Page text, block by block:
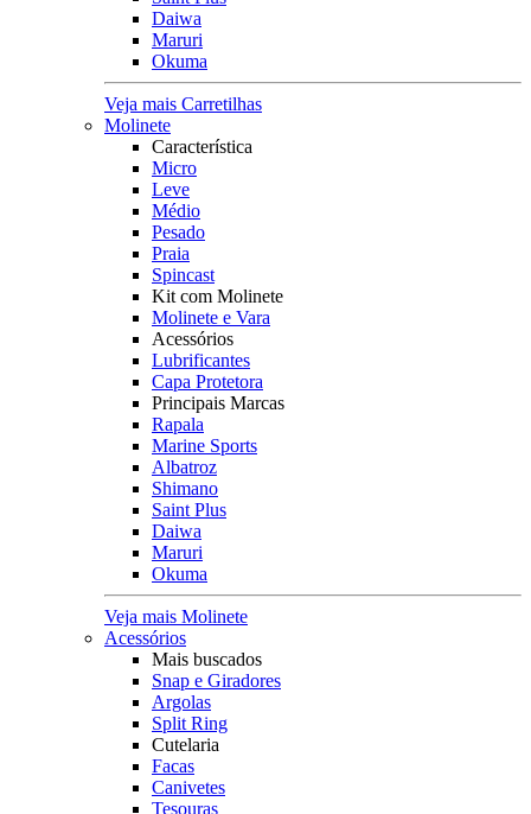
Daiwa
Maruri
Okuma
Veja mais Carretilhas
Molinete
Característica
Micro
Leve
Médio
Pesado
Praia
Spincast
Kit com Molinete
Molinete e Vara
Acessórios
Lubrificantes
Capa Protetora
Principais Marcas
Rapala
Marine Sports
Albatroz
Shimano
Saint Plus
Daiwa
Maruri
Okuma
Veja mais Molinete
Acessórios
Mais buscados
Snap e Giradores
Argolas
Split Ring
Cutelaria
Facas
Canivetes
Tesouras